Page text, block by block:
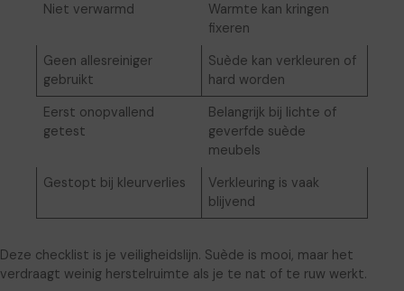
Niet verwarmd
Warmte kan kringen
fixeren
Geen allesreiniger
gebruikt
Suède kan verkleuren of
hard worden
Eerst onopvallend
getest
Belangrijk bij lichte of
geverfde suède
meubels
Gestopt bij kleurverlies
Verkleuring is vaak
blijvend
Deze checklist is je veiligheidslijn. Suède is mooi, maar het
verdraagt weinig herstelruimte als je te nat of te ruw werkt.